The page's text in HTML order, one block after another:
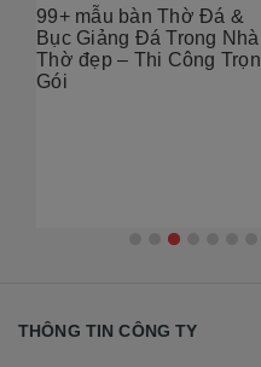
99+ mẫu bàn Thờ Đá &
Bục Giảng Đá Trong Nhà
Thờ đẹp – Thi Công Trọn
Gói
THÔNG TIN CÔNG TY